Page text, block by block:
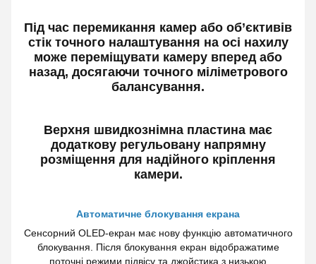
Під час перемикання камер або об’єктивів
стік точного налаштування на осі нахилу
може переміщувати камеру вперед або
назад, досягаючи точного міліметрового
балансування.
Верхня швидкознімна пластина має
додаткову регульовану напрямну
розміщення для надійного кріплення
камери.
Автоматичне блокування екрана
‌Сенсорний OLED-екран має нову функцію автоматичного
блокування. Після блокування екран відображатиме
поточні режими підвісу та джойстика з низькою